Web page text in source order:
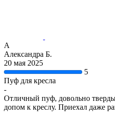
А
Александра Б.
20 мая 2025
5
Пуф для кресла
-
Отличный пуф, довольно
допом к креслу. Приехал даже